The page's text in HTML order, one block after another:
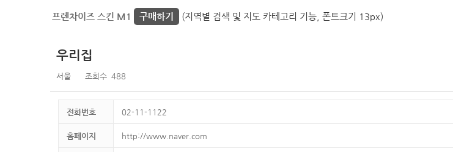
프렌차이즈 스킨 M1 구매하기 (지역별 검색 및 지도 카테고리 기능, 폰트크기 13px)
우리집
서울 조회수 488
전화번호 02-11-1122
홈페이지 http://www.naver.com